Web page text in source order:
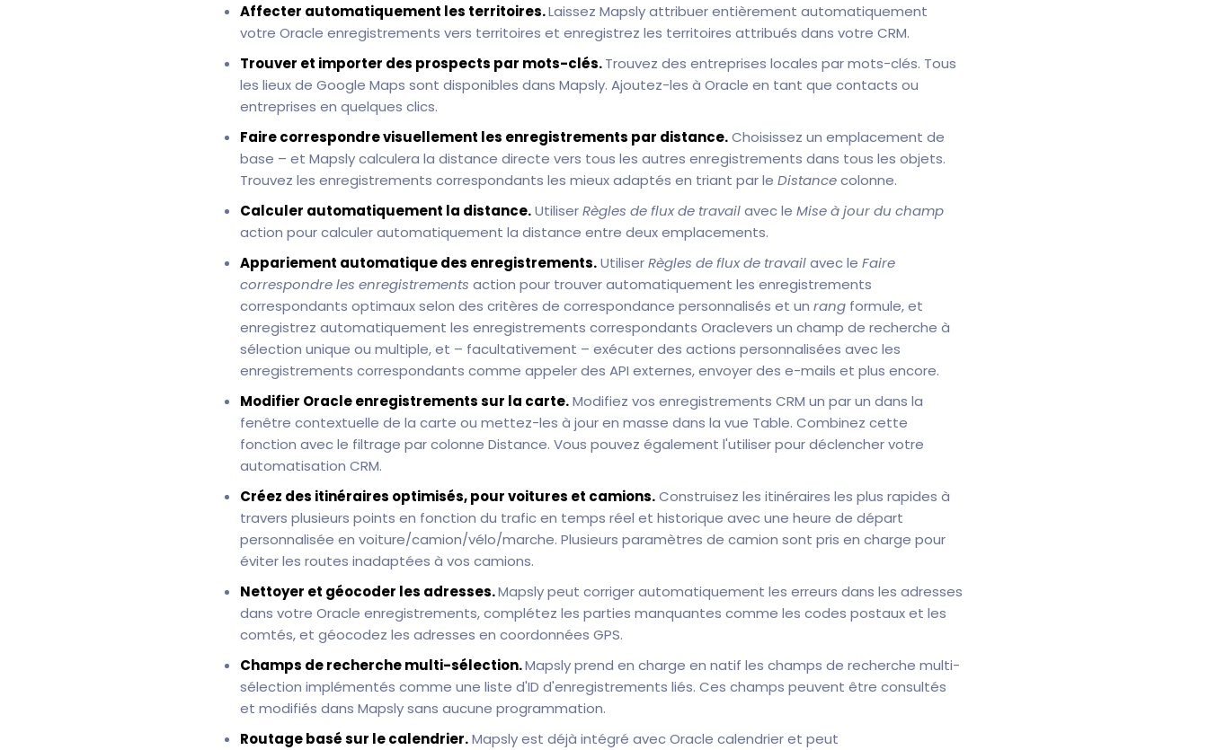
Affecter automatiquement les territoires.Laissez Mapsly attribuer entièrement automatiquement
votre Oracle enregistrements vers territoires et enregistrez les territoires attribués dans votre CRM.
Trouver et importer des prospects par mots-clés.Trouvez des entreprises locales par mots-clés. Tous
les lieux de Google Maps sont disponibles dans Mapsly. Ajoutez-les à Oracle en tant que contacts ou
entreprises en quelques clics.
Faire correspondre visuellement les enregistrements par distance.Choisissez un emplacement de
base – et Mapsly calculera la distance directe vers tous les autres enregistrements dans tous les objets.
Trouvez les enregistrements correspondants les mieux adaptés en triant par le Distancecolonne.
Calculer automatiquement la distance.UtiliserRègles de flux de travailavec le Mise à jour du champ
action pour calculer automatiquement la distance entre deux emplacements.
Appariement automatique des enregistrements.UtiliserRègles de flux de travailavec le Faire
correspondre les enregistrements action pour trouver automatiquement les enregistrements
correspondants optimaux selon des critères de correspondance personnalisés et un rangformule, et
enregistrez automatiquement les enregistrements correspondants Oraclevers un champ de recherche à
sélection unique ou multiple, et – facultativement – exécuter des actions personnalisées avec les
enregistrements correspondants comme appeler des API externes, envoyer des e-mails et plus encore.
Modifier Oracle enregistrements sur la carte.Modifiez vos enregistrements CRM un par un dans la
fenêtre contextuelle de la carte ou mettez-les à jour en masse dans la vue Table. Combinez cette
fonction avec le filtrage par colonne Distance. Vous pouvez également l'utiliser pour déclencher votre
automatisation CRM.
Créez des itinéraires optimisés, pour voitures et camions.Construisez les itinéraires les plus rapides à
travers plusieurs points en fonction du trafic en temps réel et historique avec une heure de départ
personnalisée en voiture/camion/vélo/marche. Plusieurs paramètres de camion sont pris en charge pour
éviter les routes inadaptées à vos camions.
Nettoyer et géocoder les adresses.Mapsly peut corriger automatiquement les erreurs dans les adresses
dans votre Oracle enregistrements, complétez les parties manquantes comme les codes postaux et les
comtés, et géocodez les adresses en coordonnées GPS.
Champs de recherche multi-sélection.Mapsly prend en charge en natif les champs de recherche multi-
sélection implémentés comme une liste d'ID d'enregistrements liés. Ces champs peuvent être consultés
et modifiés dans Mapsly sans aucune programmation.
Routage basé sur le calendrier.Mapsly est déjà intégré avec Oracle calendrier et peut